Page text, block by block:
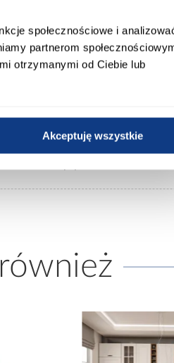
społecznościowe i
partnerom
otrzymanymi od Ciebie lub
Akceptuję wszystkie
white